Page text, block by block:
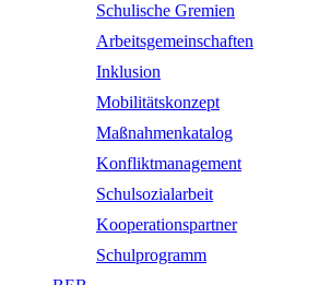
Schulische Gremien
Arbeitsgemeinschaften
Inklusion
Mobilitätskonzept
Maßnahmenkatalog
Konfliktmanagement
Schulsozialarbeit
Kooperationspartner
Schulprogramm